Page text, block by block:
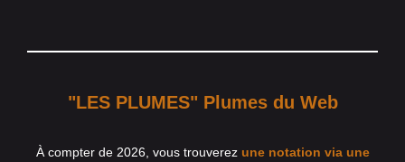
"LES PLUMES" Plumes du Web
À compter de 2026, vous trouverez une notation via une